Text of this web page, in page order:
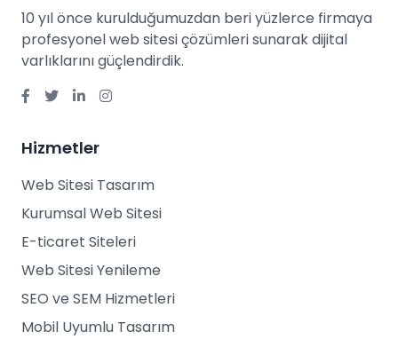
10 yıl önce kurulduğumuzdan beri yüzlerce firmaya
profesyonel web sitesi çözümleri sunarak dijital
varlıklarını güçlendirdik.
Hizmetler
Web Sitesi Tasarım
Kurumsal Web Sitesi
E-ticaret Siteleri
Web Sitesi Yenileme
SEO ve SEM Hizmetleri
Mobil Uyumlu Tasarım